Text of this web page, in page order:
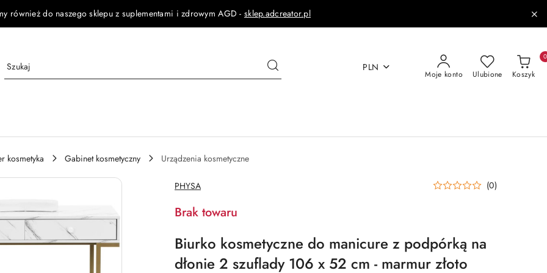
również do naszego sklepu z suplementami i zdrowym AGD - sklep.adcreator.pl
PLN
Moje konto Ulubione Koszyk
0
kosmetyka Gabinet kosmetyczny Urządzenia kosmetyczne
NAZWA
PRODUCENTA:
PHYSA (0)
Brak towaru
Biurko kosmetyczne do manicure z podpórką na
dłonie 2 szuflady 106 x 52 cm - marmur złoto